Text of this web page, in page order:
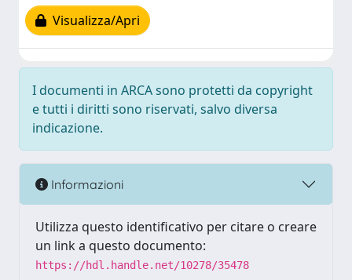
Visualizza/Apri
I documenti in ARCA sono protetti da copyright
e tutti i diritti sono riservati, salvo diversa
indicazione.
Informazioni
Utilizza questo identificativo per citare o creare
un link a questo documento:
https://hdl.handle.net/10278/35478